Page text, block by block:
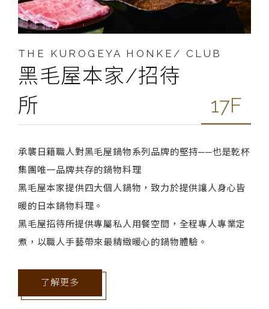
THE KUROGEYA HONKE/ CLUB
黑毛屋本家/招待
所
17F
承襲日籍職人對黑毛屋鍋物系列品牌的堅持──也是乾杯
集團唯一品牌共存的鍋物料理
黑毛屋本家提供四大個人鍋物，致力於提供讓人身心皆
暖的日本鍋物料理。
黑毛屋招待所提供專屬私人用餐空間，全程專人專業定
煮，以職人手藝帶來最精緻暖心的鍋物體驗。
了解更多